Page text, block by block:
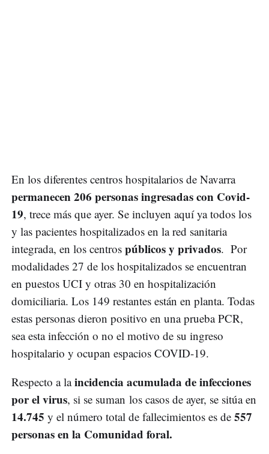
En los diferentes centros hospitalarios de Navarra
permanecen 206 personas ingresadas con Covid-
19, trece más que ayer. Se incluyen aquí ya todos los
y las pacientes hospitalizados en la red sanitaria
integrada, en los centros públicos y privados. Por
modalidades 27 de los hospitalizados se encuentran
en puestos UCI y otras 30 en hospitalización
domiciliaria. Los 149 restantes están en planta. Todas
estas personas dieron positivo en una prueba PCR,
sea esta infección o no el motivo de su ingreso
hospitalario y ocupan espacios COVID-19.
Respecto a laincidencia acumulada de infecciones
por el virus, si se suman los casos de ayer, se sitúa en
14.745 y el número total de fallecimientos es de 557
personas en la Comunidad foral.